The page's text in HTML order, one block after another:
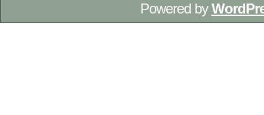
Powered by